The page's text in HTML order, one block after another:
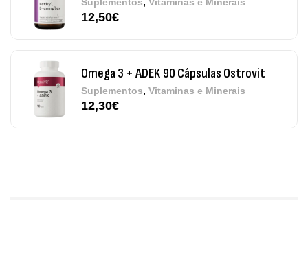
Suplementos, Vitaminas e Minerais
12,30€
Pure Electrolytes 270 G Ostrovit
Desporto,Suplementos
7,50€